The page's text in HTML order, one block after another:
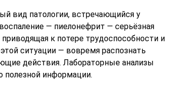
вид патологии, встречающийся у
— пиелонефрит — серьёзная
к потере трудоспособности и
ситуации — вовремя распознать
действия. Лабораторные анализы
полезной информации.